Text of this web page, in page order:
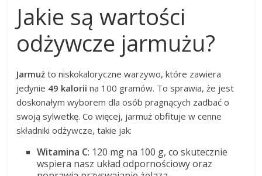
Jakie są wartości
odżywcze jarmużu?
Jarmuż to niskokaloryczne warzywo, które zawiera
jedynie 49 kalorii na 100 gramów. To sprawia, że jest
doskonałym wyborem dla osób pragnących zadbać o
swoją sylwetkę. Co więcej, jarmuż obfituje w cenne
składniki odżywcze, takie jak:
Witamina C: 120 mg na 100 g, co skutecznie
wspiera nasz układ odpornościowy oraz